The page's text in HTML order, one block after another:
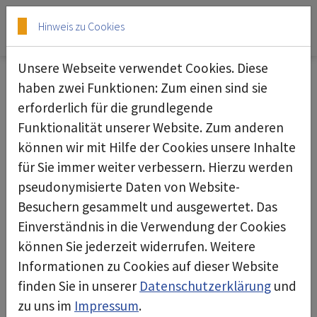
Skip to main content
Skip to page footer
29.01.2026
Hinweis zu Cookies
Unsere Webseite verwendet Cookies. Diese
haben zwei Funktionen: Zum einen sind sie
erforderlich für die grundlegende
Funktionalität unserer Website. Zum anderen
können wir mit Hilfe der Cookies unsere Inhalte
für Sie immer weiter verbessern. Hierzu werden
pseudonymisierte Daten von Website-
Besuchern gesammelt und ausgewertet. Das
Einverständnis in die Verwendung der Cookies
können Sie jederzeit widerrufen. Weitere
Informationen zu Cookies auf dieser Website
finden Sie in unserer Datenschutzerklärung und
zu uns im Impressum.